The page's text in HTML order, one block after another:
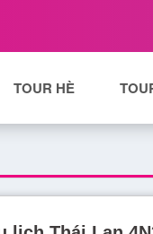
TOUR HÈ